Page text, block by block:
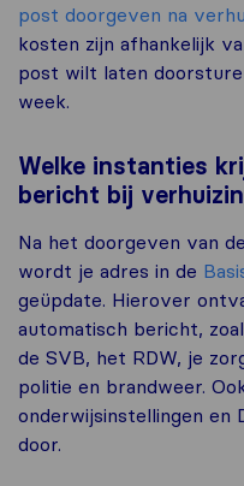
post doorgeven na
kosten zijn afhankelijk
post wilt laten
week.
Welke instanties
bericht bij
Na het doorgeven van
wordt je adres in de
geüpdate. Hierover
automatisch bericht,
de SVB, het RDW, je
politie en brandweer.
onderwijsinstellingen en
door.